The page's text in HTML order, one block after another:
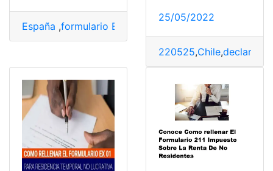
España ,formulario EX 01
25/05/2022
220525,Chile,